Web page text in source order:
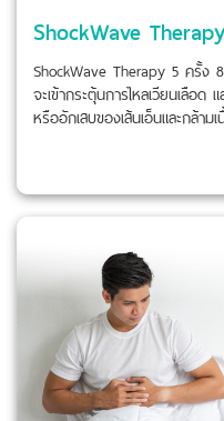
ShockWave
ShockWave Therapy 5 ครั้ง
จะเข้ากระตุ้นการไหลเวียนเลือ
หรืออักเสบของเส้นเอ็นและกล้าม